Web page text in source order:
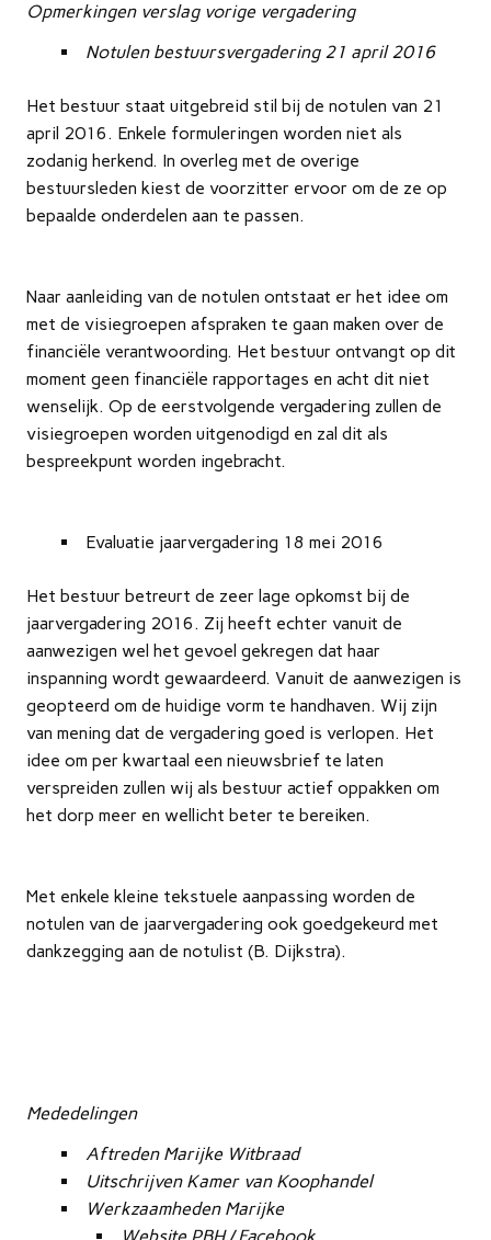
Opmerkingen verslag vorige vergadering
Notulen bestuursvergadering 21 april 2016
Het bestuur staat uitgebreid stil bij de notulen van 21
april 2016. Enkele formuleringen worden niet als
zodanig herkend. In overleg met de overige
bestuursleden kiest de voorzitter ervoor om de ze op
bepaalde onderdelen aan te passen.
Naar aanleiding van de notulen ontstaat er het idee om
met de visiegroepen afspraken te gaan maken over de
financiële verantwoording. Het bestuur ontvangt op dit
moment geen financiële rapportages en acht dit niet
wenselijk. Op de eerstvolgende vergadering zullen de
visiegroepen worden uitgenodigd en zal dit als
bespreekpunt worden ingebracht.
Evaluatie jaarvergadering 18 mei 2016
Het bestuur betreurt de zeer lage opkomst bij de
jaarvergadering 2016. Zij heeft echter vanuit de
aanwezigen wel het gevoel gekregen dat haar
inspanning wordt gewaardeerd. Vanuit de aanwezigen is
geopteerd om de huidige vorm te handhaven. Wij zijn
van mening dat de vergadering goed is verlopen. Het
idee om per kwartaal een nieuwsbrief te laten
verspreiden zullen wij als bestuur actief oppakken om
het dorp meer en wellicht beter te bereiken.
Met enkele kleine tekstuele aanpassing worden de
notulen van de jaarvergadering ook goedgekeurd met
dankzegging aan de notulist (B. Dijkstra).
Mededelingen
Aftreden Marijke Witbraad
Uitschrijven Kamer van Koophandel
Werkzaamheden Marijke